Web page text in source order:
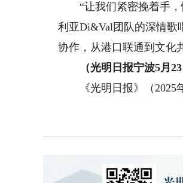
“让我们紧密挽着手，
利亚Di&Val团队的深情歌
协作，从港口联通到文化
（光明日报宁波5月23
《光明日报》（2025年